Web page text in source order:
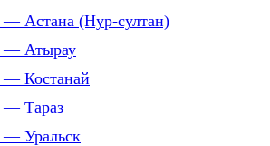
— Астана (Нур-султан)
— Атырау
— Костанай
— Тараз
— Уральск